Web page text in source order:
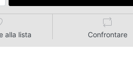
alla lista Confrontare